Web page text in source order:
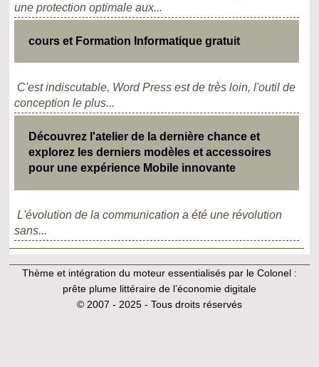
une protection optimale aux...
cours et Formation Informatique gratuit
C'est indiscutable, Word Press est de très loin, l'outil de
conception le plus...
Découvrez l'atelier de la dernière chance et
explorez les derniers modèles et accessoires
pour une expérience Mobile innovante
L'évolution de la communication a été une révolution
sans...
Thème et intégration du moteur essentialisés par le Colonel :
prête plume littéraire de l’économie digitale
© 2007 - 2025 - Tous droits réservés